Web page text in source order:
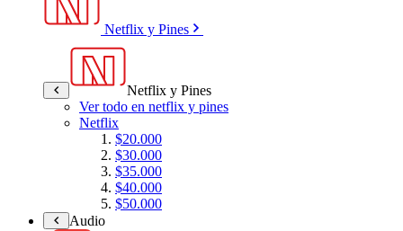
Netflix y Pines
Netflix y Pines
Ver todo en netflix y pines
Netflix
$20.000
$30.000
$35.000
$40.000
$50.000
Audio